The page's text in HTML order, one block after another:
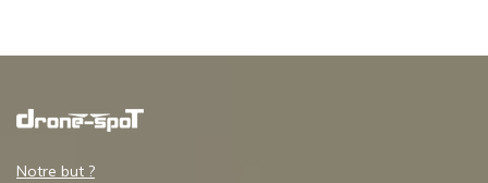
Notre but ?